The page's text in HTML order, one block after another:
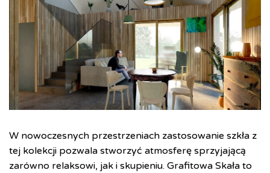
W nowoczesnych przestrzeniach zastosowanie szkła z
tej kolekcji pozwala stworzyć atmosferę sprzyjającą
zarówno relaksowi, jak i skupieniu. Grafitowa Skała to